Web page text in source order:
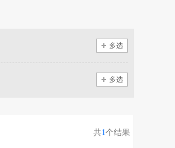
多选
多选
共1个结果